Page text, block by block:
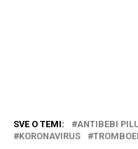
SVE O TEMI: ANTIBEBI
KORONAVIRUS